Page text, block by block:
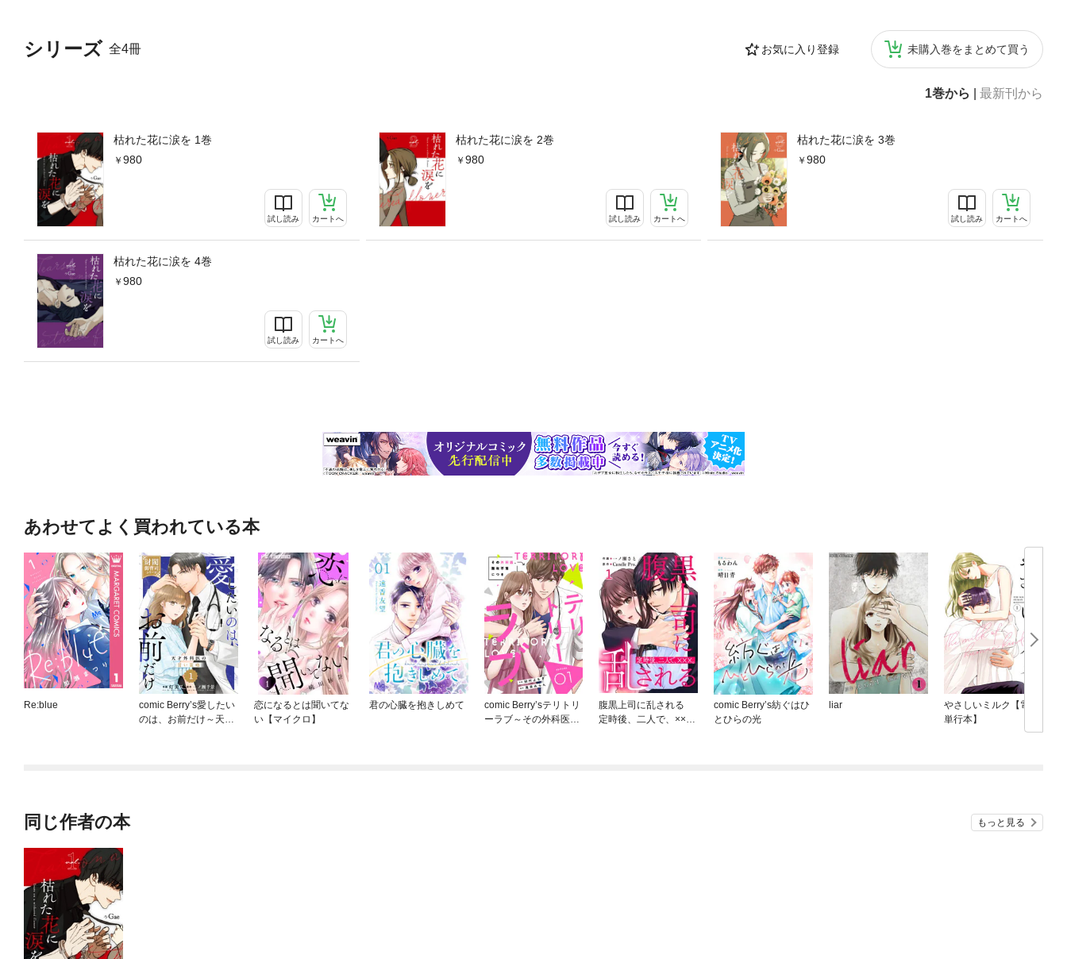
シリーズ 全4冊 お気に入り登録 未購入巻をまとめて買う
1巻から 最新刊から
枯れた花に涙を 1巻
980
試し読み カートへ
枯れた花に涙を 2巻
980
試し読み カートへ
枯れた花に涙を 3巻
980
試し読み カートへ
枯れた花に涙を 4巻
980
試し読み カートへ
あわせてよく買われている本
Re:blue
comic Berry’s愛したい
のは、お前だけ～天才
恋になるとは聞いてな
い【マイクロ】
君の心臓を抱きしめて
comic Berry’sテリトリ
ーラブ～その外科医、
腹黒上司に乱される
定時後、二人で、××
comic Berry’s紡ぐはひ
とひらの光
liar
やさしいミルク【電子
単行本】
同じ作者の本 もっと見る